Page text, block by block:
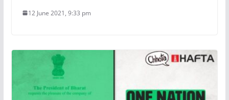
12 June 2021, 9:33 pm